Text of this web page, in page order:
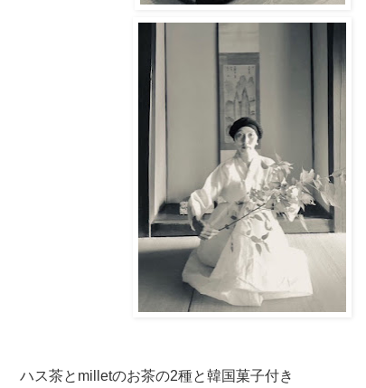
ハス茶とmilletのお茶の2種と韓国菓子付き